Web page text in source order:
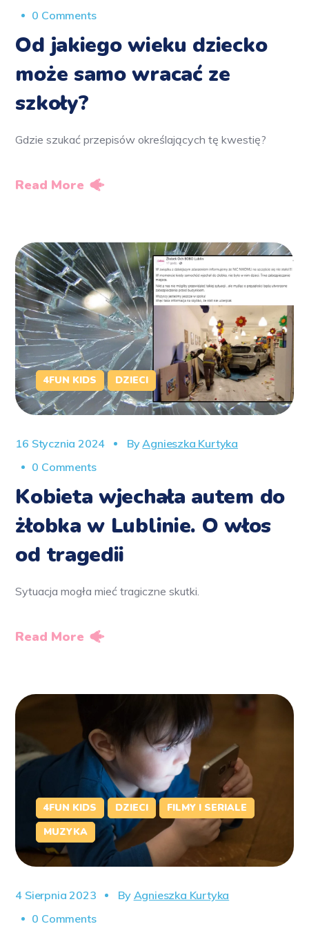
0 Comments
Od jakiego wieku dziecko
może samo wracać ze
szkoły?
Gdzie szukać przepisów określających tę kwestię?
Read More
4FUN KIDS DZIECI
16 Stycznia 2024 ByAgnieszka Kurtyka
0 Comments
Kobieta wjechała autem do
żłobka w Lublinie. O włos
od tragedii
Sytuacja mogła mieć tragiczne skutki.
Read More
4FUN KIDS DZIECI
FILMY I SERIALE
MUZYKA
4 Sierpnia 2023 By Agnieszka Kurtyka
0 Comments